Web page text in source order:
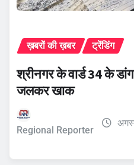
ख़बरों की ख़बर ट्रेंडिंग
श्रीनगर के वार्ड 34 के
जलकर खाक
Regional Reporter